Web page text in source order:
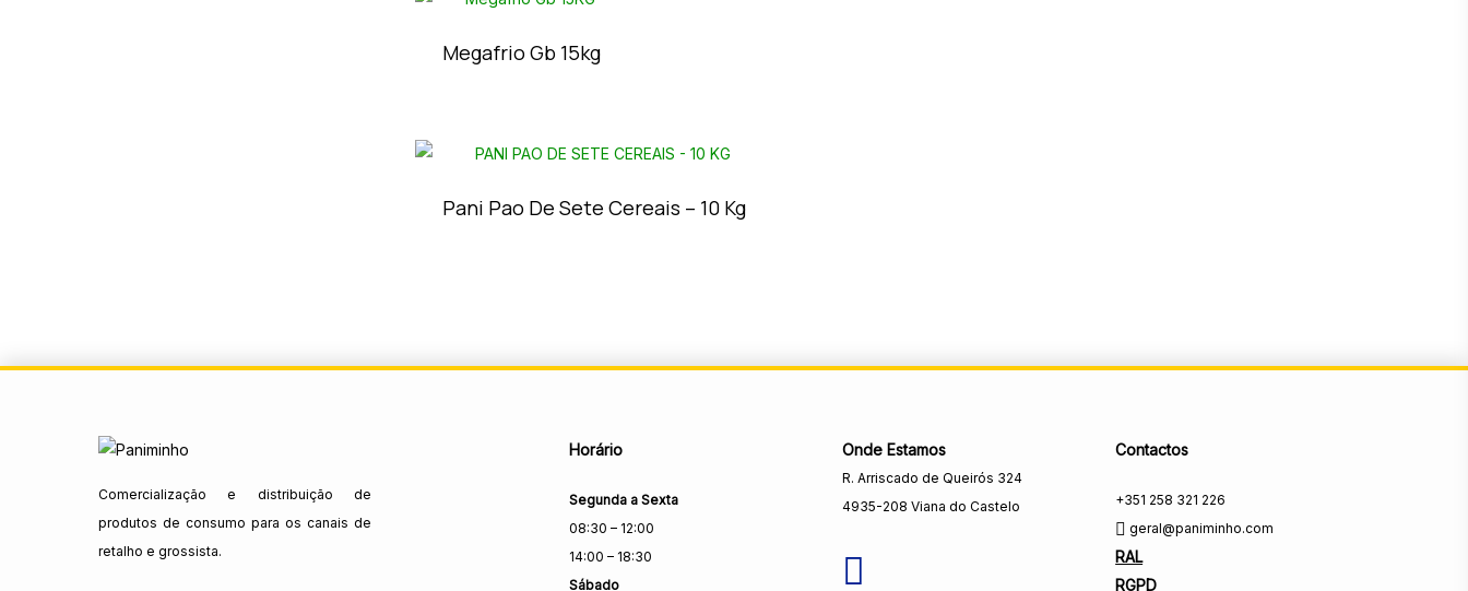
Megafrio Gb 15kg
Pani Pao De Sete Cereais – 10 Kg
Comercialização e distribuição de
produtos de consumo para os canais de
retalho e grossista.
Horário
Segunda a Sexta
08:30 – 12:00
14:00 – 18:30
Sábado
Onde Estamos
R. Arriscado de Queirós 324
4935-208 Viana do Castelo
Contactos
+351 258 321 226
geral@paniminho.com
RAL
RGPD